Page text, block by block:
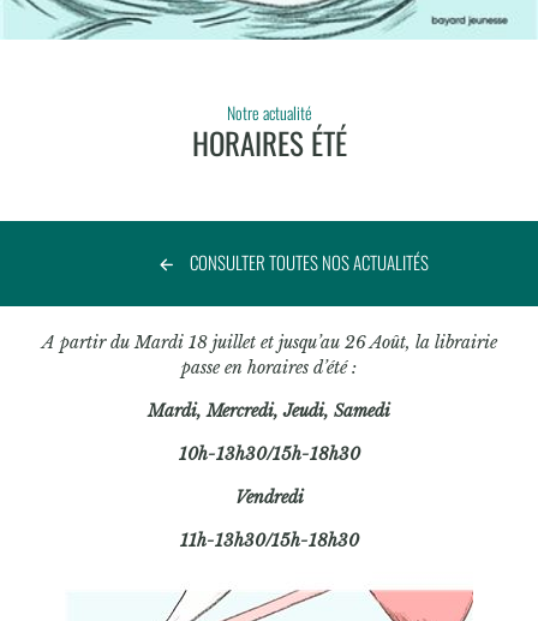
Notre actualité
HORAIRES ÉTÉ
CONSULTER TOUTES NOS ACTUALITÉS
A partir du Mardi 18 juillet et jusqu’au 26 Août, la librairie
passe en horaires d’été :
Mardi, Mercredi, Jeudi, Samedi
10h-13h30/15h-18h30
Vendredi
11h-13h30/15h-18h30